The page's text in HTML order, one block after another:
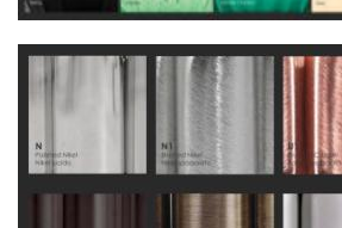
месту назначения с
Профессиональная
квалифицированные грузчики
осуществляют разгрузку с
специального оборудования
Подъём на этажи—